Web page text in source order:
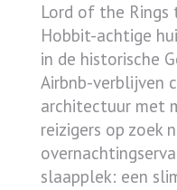
Lord of the
Hobbit-achtige
in de historische
Airbnb-verblijven
architectuur met
reizigers op zoek
slaapplek: een